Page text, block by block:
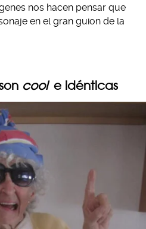
nos hacen pensar que
en el gran guion de la
coole idénticas